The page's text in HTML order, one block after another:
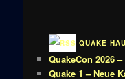
QUAKE
QuakeCon 2026
Quake 1 – Neue